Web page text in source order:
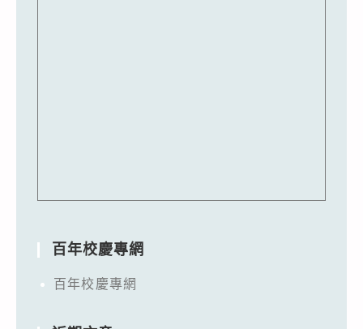
百年校慶專網
百年校慶專網